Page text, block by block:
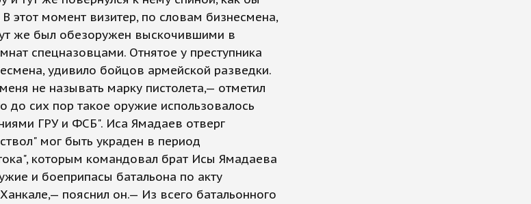
этот момент визитер, по словам бизнесмена,
же был обезоружен выскочившими в
спецназовцами. Отнятое у преступника
удивило бойцов армейской разведки.
не называть марку пистолета,— отметил
до сих пор такое оружие использовалось
ГРУ и ФСБ". Иса Ямадаев отверг
мог быть украден в период
которым командовал брат Исы Ямадаева
и боеприпасы батальона по акту
пояснил он.— Из всего батальонного